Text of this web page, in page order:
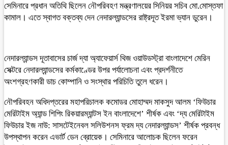
সেমিনারে প্রধান অতিথি ছিলেন নৌপরিবহণ মন্ত্রণালয়ের সিনিয়র সচিব মো.মোস্তফা
কামাল। এতে স্বাগত বক্তব্য দেন নেদারল্যান্ডসের রাষ্ট্রদূত ইরমা ভ্যান ডুরেন।
নেদারল্যান্ডস দূতাবাসের চার্জ দ্যা অ্যাফেয়ার্স থিজ ওয়াউডস্ট্রা বাংলাদেশে মেরিন
সেক্টরে নেদারল্যান্ডসের কর্মকাণ্ডের উপর পর্যালোচনা এবং প্রদর্শনীতে
অংশগ্রহণকারী ডাচ কোম্পানি ও সংস্থার পরিচিতি তুলে ধরেন।
নৌপরিবহন অধিদপ্তরের মহাপরিচালক কমোডর মোহাম্মদ মাকসুদ আলম ‘ফিউচার
মেরিটাইম অ্যান্ড শিপিং রিকয়ারম্যান্টস ইন বাংলাদেশে’ শীর্ষক এবং ‘দ্য মেরিটাইম
ফিউচার ইজ নাউ: সাসটেইনেবল সলিউশনস ফ্রম দ্য নেদারল্যান্ডস’ শীর্ষক প্রবন্ধ
উপস্থাপন করেন এভার্ট ডেন ব্রোয়েক। সেমিনারে আলোচক ছিলেন ফরেন